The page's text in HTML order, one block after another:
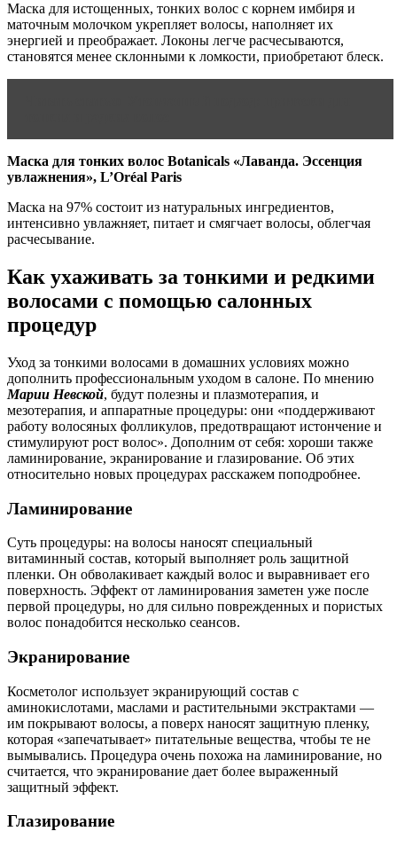
Маска для истощенных, тонких волос с корнем имбиря и
маточным молочком укрепляет волосы, наполняет их
энергией и преображает. Локоны легче расчесываются,
становятся менее склонными к ломкости, приобретают блеск.
Маска для тонких волос Botanicals «Лаванда. Эссенция
увлажнения», L’Oréal Paris
Маска на 97% состоит из натуральных ингредиентов,
интенсивно увлажняет, питает и смягчает волосы, облегчая
расчесывание.
Как ухаживать за тонкими и редкими
волосами с помощью салонных
процедур
Уход за тонкими волосами в домашних условиях можно
дополнить профессиональным уходом в салоне. По мнению
Марии Невской, будут полезны и плазмотерапия, и
мезотерапия, и аппаратные процедуры: они «поддерживают
работу волосяных фолликулов, предотвращают истончение и
стимулируют рост волос». Дополним от себя: хороши также
ламинирование, экранирование и глазирование. Об этих
относительно новых процедурах расскажем поподробнее.
Ламинирование
Суть процедуры: на волосы наносят специальный
витаминный состав, который выполняет роль защитной
пленки. Он обволакивает каждый волос и выравнивает его
поверхность. Эффект от ламинирования заметен уже после
первой процедуры, но для сильно поврежденных и пористых
волос понадобится несколько сеансов.
Экранирование
Косметолог использует экранирующий состав с
аминокислотами, маслами и растительными экстрактами —
им покрывают волосы, а поверх наносят защитную пленку,
которая «запечатывает» питательные вещества, чтобы те не
вымывались. Процедура очень похожа на ламинирование, но
считается, что экранирование дает более выраженный
защитный эффект.
Глазирование